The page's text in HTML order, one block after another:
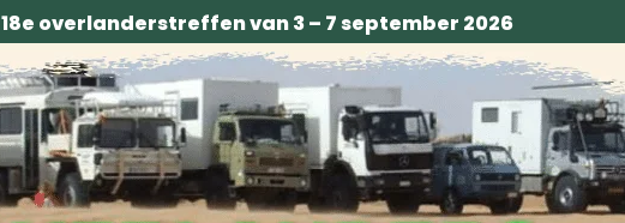
18e overlanderstreffen van 3 – 7 september 2026